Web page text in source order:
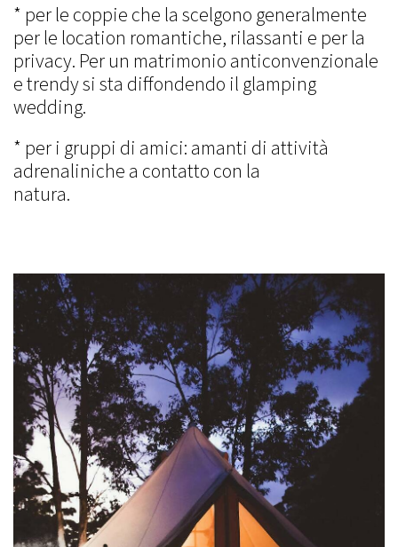
* per le coppie che la scelgono generalmente
per le location romantiche, rilassanti e per la
privacy. Per un matrimonio anticonvenzionale
e trendy si sta diffondendo il glamping
wedding.
* per i gruppi di amici: amanti di attività
adrenaliniche a contatto con la